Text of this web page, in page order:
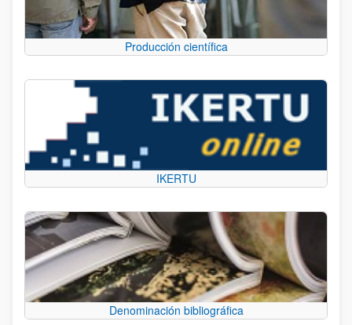
Producción científica
IKERTU
Denominación bibliográfica